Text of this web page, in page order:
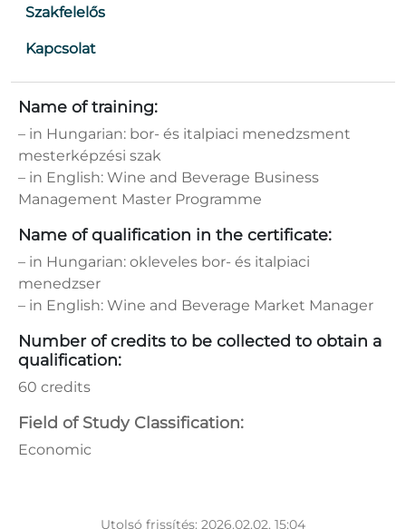
Szakfelelős
Kapcsolat
Name of training:
– in Hungarian: bor- és italpiaci menedzsment
mesterképzési szak
– in English: Wine and Beverage Business
Management Master Programme
Name of qualification in the certificate:
– in Hungarian: okleveles bor- és italpiaci
menedzser
– in English: Wine and Beverage Market Manager
Number of credits to be collected to obtain a
qualification:
60 credits
Field of Study Classification:
Economic
Utolsó frissítés: 2026.02.02. 15:04